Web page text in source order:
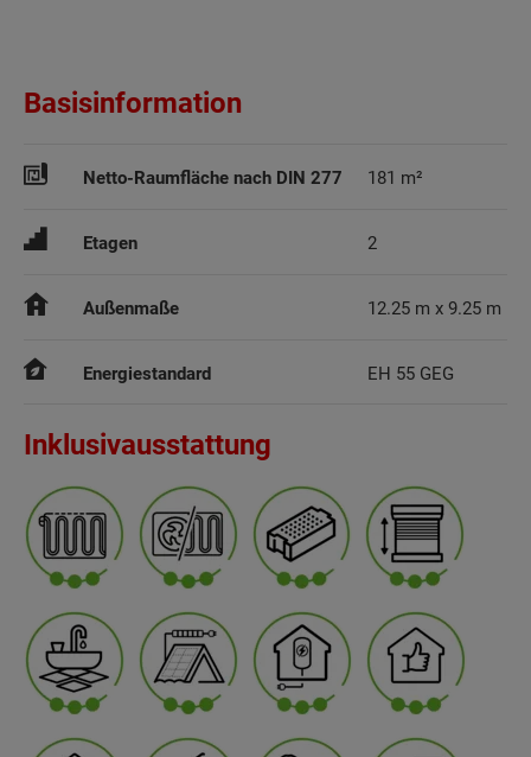
Basisinformation
Netto-Raumfläche nach DIN 277 181 m²
Etagen 2
Außenmaße 12.25 m x 9.25 m
Energiestandard EH 55 GEG
Inklusivausstattung